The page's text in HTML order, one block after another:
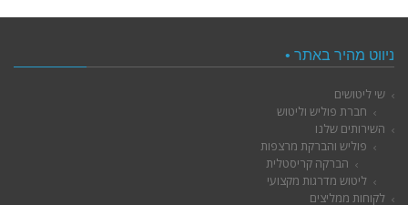
ניווט מהיר באתר •
שי ליטושים
חברת פוליש וליטוש
השירותים שלנו
פוליש והברקת מרצפות
הברקה קריסטלית
ליטוש מדרגות מקצועי
לקוחות ממליצים